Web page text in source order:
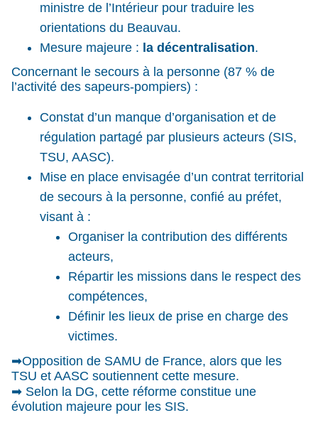
ministre de l’Intérieur pour traduire les
orientations du Beauvau.
Mesure majeure : la décentralisation.
Concernant le secours à la personne (87 % de
l’activité des sapeurs-pompiers) :
Constat d’un manque d’organisation et de
régulation partagé par plusieurs acteurs (SIS,
TSU, AASC).
Mise en place envisagée d’un contrat territorial
de secours à la personne, confié au préfet,
visant à :
Organiser la contribution des différents
acteurs,
Répartir les missions dans le respect des
compétences,
Définir les lieux de prise en charge des
victimes.
➡Opposition de SAMU de France, alors que les
TSU et AASC soutiennent cette mesure.
➡ Selon la DG, cette réforme constitue une
évolution majeure pour les SIS.